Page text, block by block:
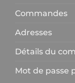
Commandes
Adresses
Détails du
Mot de passe